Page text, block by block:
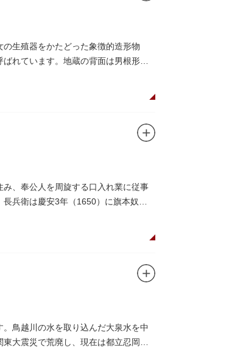
生殖器をかたどった象徴的造形物
れています。地蔵の背面は男根形
、奉公人を周旋する口入れ業に従事
兵衛は慶安3年（1650）に旗本奴頭
鳥越川の水を取り込んだ大泉水を中
大震災で荒廃し、現在は都立忍岡高